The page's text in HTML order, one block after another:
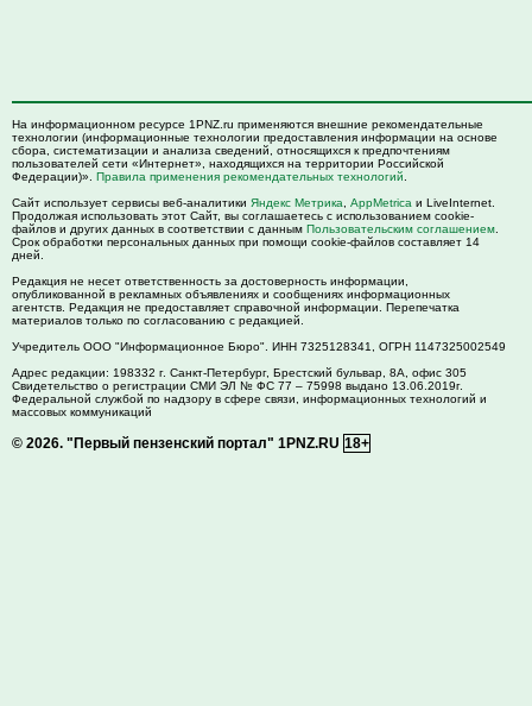
На информационном ресурсе 1PNZ.ru применяются внешние рекомендательные
технологии (информационные технологии предоставления информации на основе
сбора, систематизации и анализа сведений, относящихся к предпочтениям
пользователей сети «Интернет», находящихся на территории Российской
Федерации)». Правила применения рекомендательных технологий
Сайт использует сервисы веб-аналитики Яндекс Метрика AppMetrica и LiveInternet.
Продолжая использовать этот Сайт, вы соглашаетесь с использованием cookie-
файлов и других данных в соответствии с данным Пользовательским соглашением
Срок обработки персональных данных при помощи cookie-файлов составляет 14
дней.
Редакция не несет ответственность за достоверность информации,
опубликованной в рекламных объявлениях и сообщениях информационных
агентств. Редакция не предоставляет справочной информации. Перепечатка
материалов только по согласованию с редакцией.
Учредитель ООО "Информационное Бюро". ИНН 7325128341, ОГРН 1147325002549
Адрес редакции: 198332 г. Санкт-Петербург, Брестский бульвар, 8А, офис 305
Свидетельство о регистрации СМИ ЭЛ № ФС 77 – 75998 выдано 13.06.2019г.
Федеральной службой по надзору в сфере связи, информационных технологий и
массовых коммуникаций
© 2026. "Первый пензенский портал" 1PNZ.RU 18+